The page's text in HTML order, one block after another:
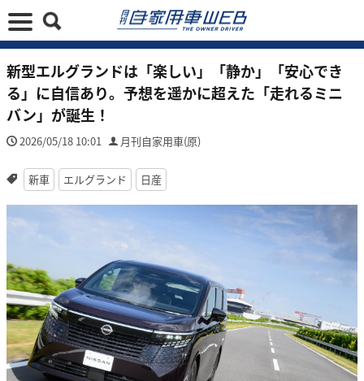
新型エルグランドは「楽しい」「静か」「安心でき
る」に自信あり。予想を遥かに超えた「走れるミニ
バン」が誕生！
2026/05/18 10:01 月刊自家用車(原)
新車 エルグランド 日産